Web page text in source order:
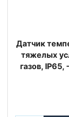
Датчик
тяжелых
газов,